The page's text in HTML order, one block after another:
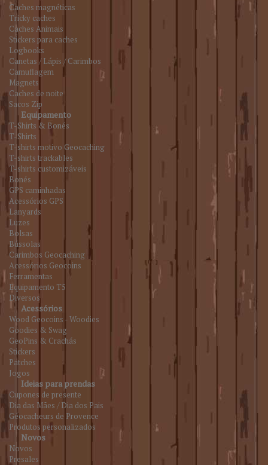
Caches magnéticas
Tricky caches
Caches Animais
Stickers para caches
Logbooks
Canetas / Lápis / Carimbos
Camuflagem
Magnets
Caches de noite
Sacos Zip
Equipamento
T-Shirts & Bonés
T-Shirts
T-shirts motivo Geocaching
T-shirts trackables
T-shirts customizáveis
Bonés
GPS caminhadas
Acessórios GPS
Lanyards
Luzes
Bolsas
Bússolas
Carimbos Geocaching
Acessórios Geocoins
Ferramentas
Equipamento T5
Diversos
Acessórios
Wood Geocoins - Woodies
Goodies & Swag
GeoPins & Crachás
Stickers
Patches
Jogos
Ideias para prendas
Cupones de presente
Dia das Mães / Dia dos Pais
Géocacheurs de Provence
Produtos personalizados
Novos
Novos
Presales